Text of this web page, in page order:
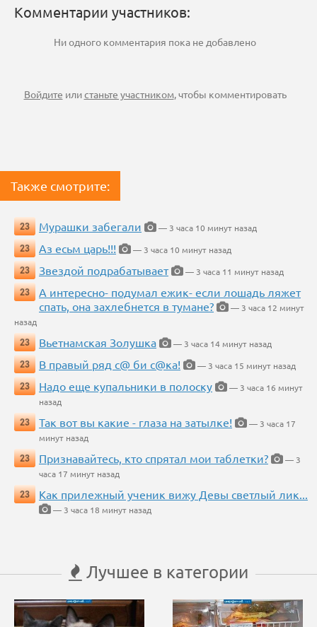
Комментарии участников:
Ни одного комментария пока не добавлено
Войдите илистаньте участником, чтобы комментировать
Также смотрите:
23 Мурашки забегали
— 3 часа 10 минут назад
23
Аз есьм царь!!!
— 3 часа 10 минут назад
23
Звездой подрабатывает
— 3 часа 11 минут назад
23
А интересно- подумал ежик- если лошадь ляжет
спать, она захлебнется в тумане?
— 3 часа 12 минут
назад
23
Вьетнамская Золушка
— 3 часа 14 минут назад
23
В правый ряд с@ би с@ка!
— 3 часа 15 минут назад
23
Надо еще купальники в полоску
— 3 часа 16 минут
назад
23
Так вот вы какие - глаза на затылке!
— 3 часа 17
минут назад
23
Признавайтесь, кто спрятал мои таблетки?
— 3
часа 17 минут назад
23
Как прилежный ученик вижу Девы светлый лик...
— 3 часа 18 минут назад
Лучшее в категории